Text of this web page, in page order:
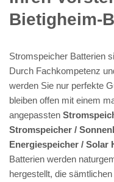
Bietigheim-
Stromspeicher Batterien
Durch Fachkompetenz
werden Sie nur perfekte
bleiben offen mit einem
angepassten
Stromspeicher /
Energiespeicher / Solar
Batterien werden
hergestellt, die